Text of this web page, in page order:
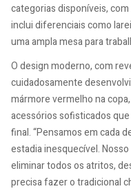
categorias disponíveis,
inclui diferenciais como
uma ampla mesa para
O design moderno, com
cuidadosamente
mármore vermelho na
acessórios sofisticados
final. “Pensamos em cada
estadia inesquecível.
eliminar todos os atritos,
precisa fazer o tradicional